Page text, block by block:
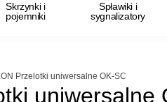
Skrzynki i
pojemniki
Spławiki i
sygnalizatory
Przelotki uniwersalne OK-SC
uniwersalne